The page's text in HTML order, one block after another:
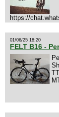
https://
01/06/25 18:20
FELT B16 -